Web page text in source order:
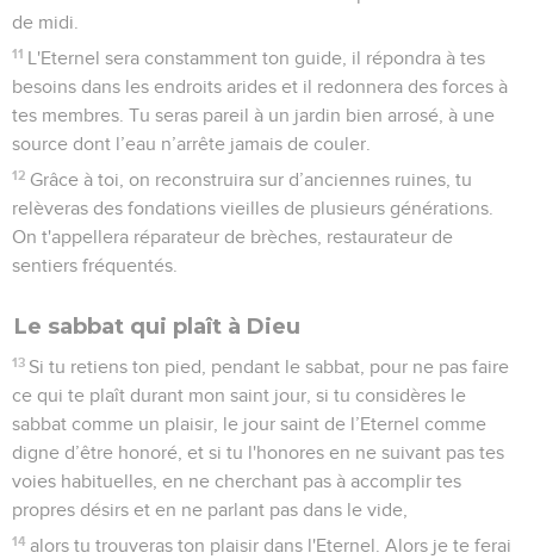
de midi.
11 L'Eternel sera constamment ton guide, il répondra à tes
besoins dans les endroits arides et il redonnera des forces à
tes membres. Tu seras pareil à un jardin bien arrosé, à une
source dont l’eau n’arrête jamais de couler.
12 Grâce à toi, on reconstruira sur d’anciennes ruines, tu
relèveras des fondations vieilles de plusieurs générations.
On t'appellera réparateur de brèches, restaurateur de
sentiers fréquentés.
Le sabbat qui plaît à Dieu
13 Si tu retiens ton pied, pendant le sabbat, pour ne pas faire
ce qui te plaît durant mon saint jour, si tu considères le
sabbat comme un plaisir, le jour saint de l’Eternel comme
digne d’être honoré, et si tu l'honores en ne suivant pas tes
voies habituelles, en ne cherchant pas à accomplir tes
propres désirs et en ne parlant pas dans le vide,
14 alors tu trouveras ton plaisir dans l'Eternel. Alors je te ferai